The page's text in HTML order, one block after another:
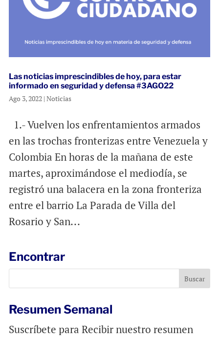
Las noticias imprescindibles de hoy, para estar
informado en seguridad y defensa #3AGO22
Ago 3, 2022| Noticias
1.- Vuelven los enfrentamientos armados
en las trochas fronterizas entre Venezuela y
Colombia En horas de la mañana de este
martes, aproximándose el mediodía, se
registró una balacera en la zona fronteriza
entre el barrio La Parada de Villa del
Rosario y San...
Encontrar
Resumen Semanal
Suscríbete para Recibir nuestro resumen